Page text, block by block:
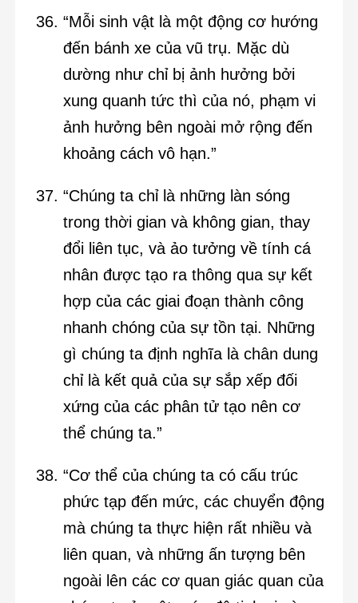
“Mỗi sinh vật là một động cơ hướng
đến bánh xe của vũ trụ. Mặc dù
dường như chỉ bị ảnh hưởng bởi
xung quanh tức thì của nó, phạm vi
ảnh hưởng bên ngoài mở rộng đến
khoảng cách vô hạn.”
“Chúng ta chỉ là những làn sóng
trong thời gian và không gian, thay
đổi liên tục, và ảo tưởng về tính cá
nhân được tạo ra thông qua sự kết
hợp của các giai đoạn thành công
nhanh chóng của sự tồn tại. Những
gì chúng ta định nghĩa là chân dung
chỉ là kết quả của sự sắp xếp đối
xứng của các phân tử tạo nên cơ
thể chúng ta.”
“Cơ thể của chúng ta có cấu trúc
phức tạp đến mức, các chuyển động
mà chúng ta thực hiện rất nhiều và
liên quan, và những ấn tượng bên
ngoài lên các cơ quan giác quan của